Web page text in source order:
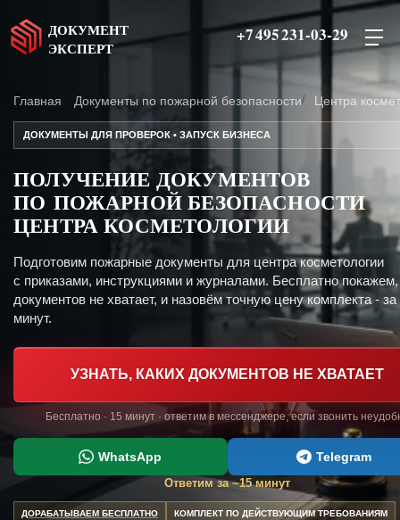
ДОКУМЕНТ
ЭКСПЕРТ
+7 495 231-03-29
Главная Документы по пожарной безопасности Центра
ДОКУМЕНТЫ ДЛЯ ПРОВЕРОК • ЗАПУСК БИЗНЕСА
ПОЛУЧЕНИЕ ДОКУМЕНТОВ
ПО ПОЖАРНОЙ БЕЗОПАСНОСТИ
ЦЕНТРА КОСМЕТОЛОГИИ
Подготовим пожарные документы для центра косметологии
с приказами, инструкциями и журналами. Бесплатно покажем,
документов не хватает, и назовём точную цену комплекта - за
минут.
УЗНАТЬ, КАКИХ ДОКУМЕНТОВ НЕ ХВАТАЕТ
Бесплатно · 15 минут · ответим в мессенджере, если звонить
WhatsApp Telegram
Ответим за ~15 минут
ДОРАБАТЫВАЕМ БЕСПЛАТНО КОМПЛЕКТ ПО ДЕЙСТВУЮЩИМ ТРЕБОВАНИЯМ